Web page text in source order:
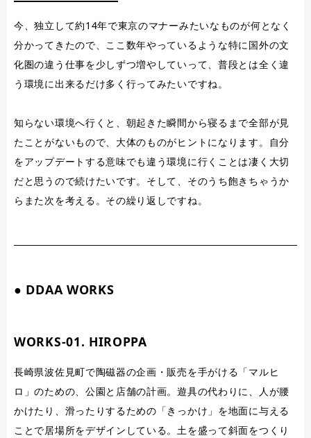
今、独立して約14年で東京のマナーみたいなものが何となく
分かってきたので、ここ数年やっているような特に国外の文
化圏の違う仕事を少しずつ増やしていって、普段とは全く違
う環境に出来るだけ多く行ってみたいですね。
知らない環境へ行くと、朝起きた瞬間から寝るまで全部が見
たことがないもので、大体のものがヒントになります。自分
をアップデートする意味でも違う環境に行くことは凄く大切
だと思うので続けたいです。そして、そのうち飽きちゃうか
らまた次を考える。その繰り返しですね。
● DDAA WORKS
WORKS-01. HIROPPA
長崎県波佐見町で陶磁器の企画・販売を手がける「マルヒ
ロ」のための、公園と店舗の計画。遊具の代わりに、人が腰
かけたり、滑ったりするための「きっかけ」を地面に与える
ことで居場所をデザインしている。土を盛って斜面をつくり